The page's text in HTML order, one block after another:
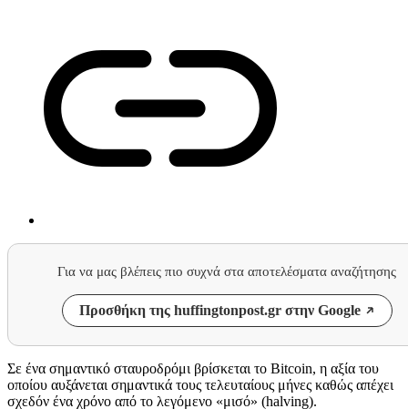
Για να μας βλέπεις πιο συχνά στα αποτελέσματα αναζήτησης
Προσθήκη της huffingtonpost.gr στην Google
Σε ένα σημαντικό σταυροδρόμι βρίσκεται το Bitcoin, η αξία του
οποίου αυξάνεται σημαντικά τους τελευταίους μήνες καθώς απέχει
σχεδόν ένα χρόνο από το λεγόμενο «μισό» (halving).